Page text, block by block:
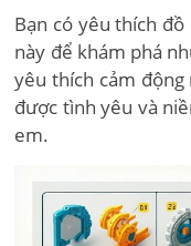
Bạn có yêu thích
này để khám phá
yêu thích cảm động
được tình yêu và
em.